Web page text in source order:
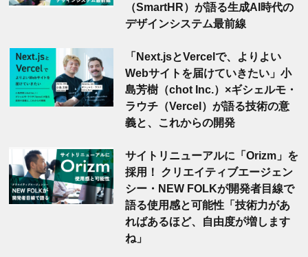
（SmartHR）が語る生成AI時代の
デザインシステム最前線
「Next.jsとVercelで、よりよい
Webサイトを届けていきたい」小
島芳樹（chot Inc.）×ギシェルモ・
ラウチ（Vercel）が語る技術の意
義と、これからの開発
サイトリニューアルに「Orizm」を
採用！ クリエイティブエージェン
シー・NEW FOLKが開発者目線で
語る使用感と可能性「技術力があ
ればあるほど、自由度が増します
ね」